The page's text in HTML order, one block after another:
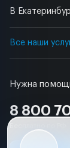
Нужна
8 800
В
Все наши